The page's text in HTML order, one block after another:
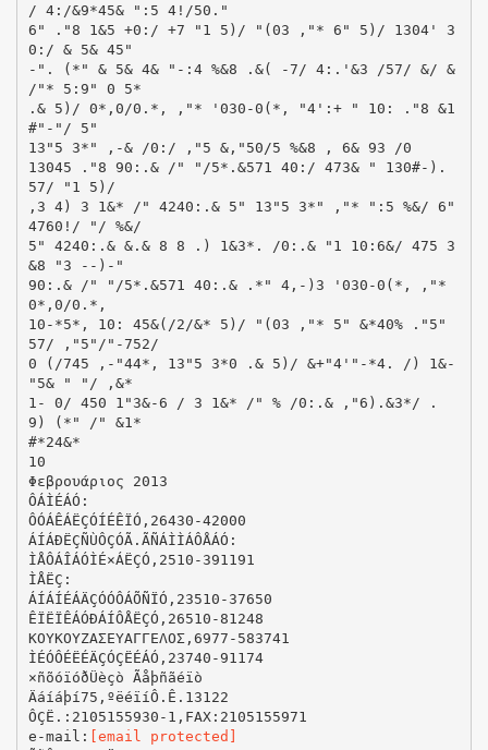
/ 4:/&9*45& ":5 4!/50."
6" ."8 1&5 +0:/ +7 "1 5)/ "(03 ,"* 6" 5)/ 1304' 3
0:/ & 5& 45"
-". (*" & 5& 4& "-:4 %&8 .&( -7/ 4:.'&3 /57/ &/ &
/"* 5:9" 0 5*
.& 5)/ 0*,0/0.*, ,"* '030-0(*, "4':+ " 10: ."8 &1
#"-"/ 5"
13"5 3*" ,-& /0:/ ,"5 &,"50/5 %&8 , 6& 93 /0
13045 ."8 90:.& /" "/5*.&571 40:/ 473& " 130#-).
57/ "1 5)/
,3 4) 3 1&* /" 4240:.& 5" 13"5 3*" ,"* ":5 %&/ 6"
4760!/ "/ %&/
5" 4240:.& &.& 8 8 .) 1&3*. /0:.& "1 10:6&/ 475 3
&8 "3 --)-"
90:.& /" "/5*.&571 40:.& .*" 4,-)3 '030-0(*, ,"*
0*,0/0.*,
10-*5*, 10: 45&(/2/&* 5)/ "(03 ,"* 5" &*40% ."5"
57/ ,"5"/"-752/
0 (/745 ,-"44*, 13"5 3*0 .& 5)/ &+"4'"-*4. /) 1&-
"5& " "/ ,&*
1- 0/ 450 1"3&-6 / 3 1&* /" % /0:.& ,"6).&3*/ .
9) (*" /" &1*
#*24&*
10
Φεβρουάριος 2013
ÔÁÌÉÁÓ:
ÔÓÁÊÁËÇÓ­ÍÉÊÏÓ,­26430-42000
ÁÍÁÐËÇÑÙÔÇÓ­Ã.­ÃÑÁÌÌÁÔÅÁÓ:
ÌÅÔÁÎÁÓ­ÌÉ×ÁËÇÓ,­2510-391191
ÌÅËÇ:­
ÁÍÁÍÉÁÄÇÓ­ÓÔÁÕÑÏÓ,­23510-37650­
ÊÏËÏÊÁÓ­ÐÁÍÔÅËÇÓ,­26510-81248
ΚΟΥΚΟΥΖΑΣ­ΕΥΑΓΓΕΛΟΣ,­6977-583741
ÌÉÓÔÉËÉÄÇÓ­ÇËÉÁÓ,­23740-91174­
×ñõóïóðÜèçò Ãåþñãéïò
Äáíáþí­75,­ºëéïí­Ô.Ê.­131­22
ÔÇË.:­210­5155930-1,­FAX:­210­5155971
e-mail:­ [email protected]